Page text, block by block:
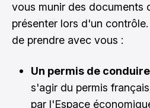
vous munir des documents
présenter lors d'un
de prendre avec vous :
Un permis de
s'agir du permis
par l'Espace